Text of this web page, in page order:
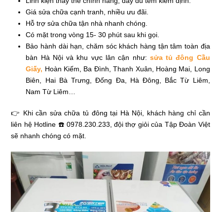
Giá sửa chữa cạnh tranh, nhiều ưu đãi.
Hỗ trợ sửa chữa tận nhà nhanh chóng.
Có mặt trong vòng 15- 30 phút sau khi gọi.
Bảo hành dài hạn, chăm sóc khách hàng tận tâm toàn địa
bàn Hà Nội và khu vực lân cận như: sửa tủ đông Cầu
Giấy, Hoàn Kiếm, Ba Đình, Thanh Xuân, Hoàng Mai, Long
Biên, Hai Bà Trưng, Đống Đa, Hà Đông, Bắc Từ Liêm,
Nam Từ Liêm…
👉 Khi cần sửa chữa tủ đông tại Hà Nội, khách hàng chỉ cần
liên hệ Hotline ☎️ 0978.230.233, đội thợ giỏi của Tập Đoàn Việt
sẽ nhanh chóng có mặt.